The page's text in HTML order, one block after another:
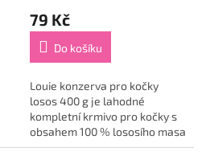
79 Kč
Do košíku
Louie konzerva pro kočky
losos 400 g je lahodné
kompletní krmivo pro kočky s
obsahem 100 % lososího masa
v pevné složce 🐟. Losos je